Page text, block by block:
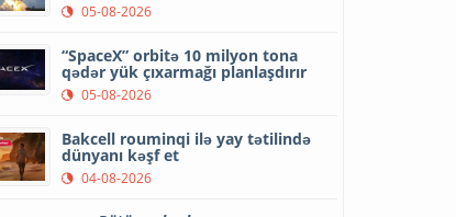
05-08-2026
“SpaceX” orbitə 10 milyon tona
qədər yük çıxarmağı planlaşdırır
05-08-2026
Bakcell rouminqi ilə yay tətilində
dünyanı kəşf et
04-08-2026